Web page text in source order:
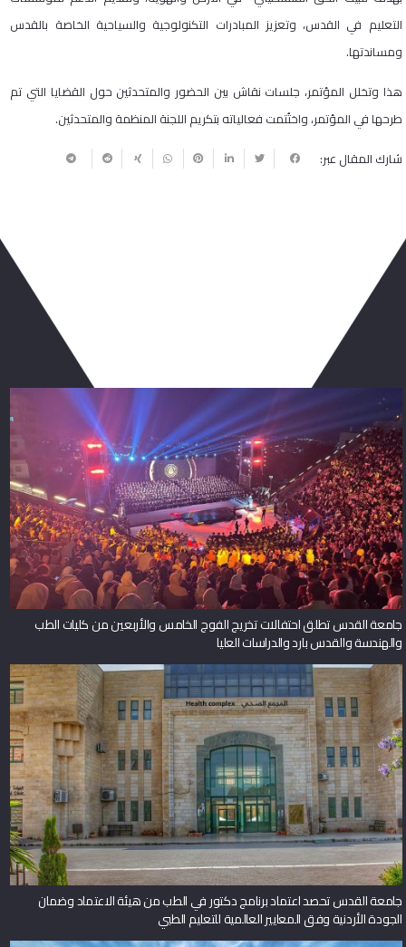
التعليم في القدس، وتعزيز المبادرات التكنولوجية والسياحية الخاصة بالقدس
ومساندتها.
هذا وتخلل المؤتمر، جلسات نقاش بين الحضور والمتحدثين حول القضايا التي تم
طرحها في المؤتمر، واختُتمت فعالياته بتكريم اللجنة المنظمة والمتحدثين.
شارك المقال عبر:
جامعة القدس تطلق احتفالات تخريج الفوج الخامس والأربعين من كليات الطب
والهندسة والقدس بارد والدراسات العليا
جامعة القدس تحصد اعتماد برنامج دكتور في الطب من هيئة الاعتماد وضمان
الجودة الأردنية وفق المعايير العالمية للتعليم الطبي